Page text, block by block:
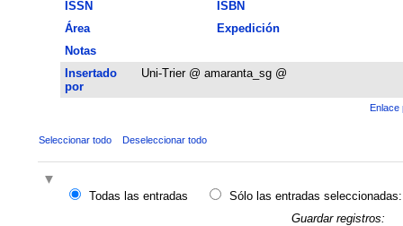
ISSN
ISBN
Área
Expedición
Notas
Insertado
por
Uni-Trier @ amaranta_sg @
Enlace
Seleccionar todo Deseleccionar todo
Todas las entradas
Sólo las entradas seleccionadas:
Guardar registros: